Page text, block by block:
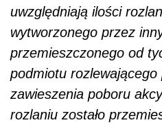
uwzględniają ilości
wytworzonego przez
przemieszczonego od
podmiotu
zawieszenia poboru
rozlaniu zostało